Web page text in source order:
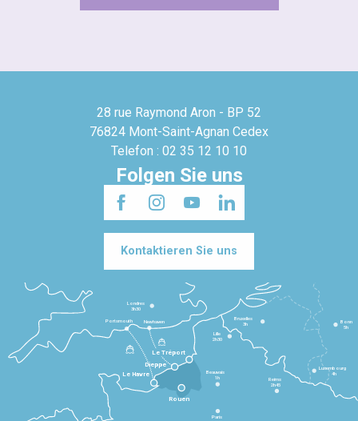
28 rue Raymond Aron - BP 52
76824 Mont-Saint-Agnan Cedex
Telefon : 02 35 12 10 10
Folgen Sie uns
Kontaktieren Sie uns
Le Havre
Dieppe
Le Tréport
Paris
Beauvais
1h
Reims
2h45
Lille
2h30
Bruxelles
3h
Londres
3h30
Newhaven
Portsmouth
Bonn
5h
Luxembourg
4h
Rouen